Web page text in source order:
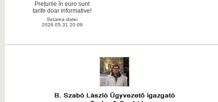
Prețurile în euro sunt
tarife doar informative!
Setarea datei
2026.05.31 20:09